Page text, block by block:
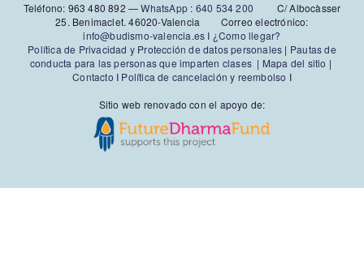
Teléfono: 963 480 892‬ —WhatsApp : 640 534 200 C/ Albocàsser
25. Benimaclet. 46020-Valencia Correo electrónico:
info@budismo-valencia.es I ¿Como llegar?
Política de Privacidad y Protección de datos personales | Pautas de
conducta para las personas que imparten clases| Mapa del sitio |
Contacto I Política de cancelación y reembolso I
Sitio web renovado con el apoyo de: